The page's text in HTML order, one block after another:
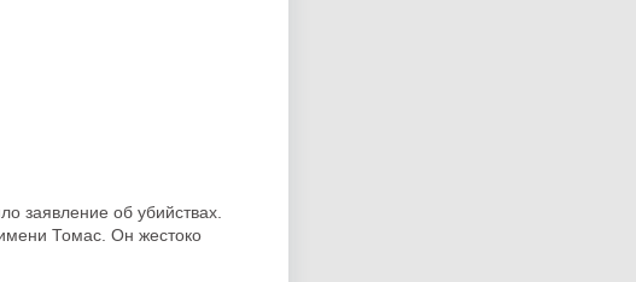
заявление об убийствах.
Томас. Он жестоко